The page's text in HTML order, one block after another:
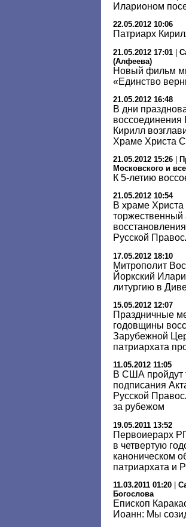
Иларионом
22.05.2012 10:06
Патриарх
21.05.2012 17:01 |
(Алфеева)
Новый фильм
«Единство
21.05.2012 16:48
В дни
Кирилл
Храме Христа
21.05.2012 15:26
Московского и
К 5-летию
21.05.2012 10:54
В храме
торжественный
Русской
17.05.2012 18:10
Митрополит
Йоркский
литургию в
15.05.2012 12:07
Праздничные
годовщины
Зарубежной
патриархата
11.05.2012 11:05
В США пройдут
подписания
Русской
за рубежом
19.05.2011 13:52
Первоиерарх
в четвертую
каноническом
патриархата и
11.03.2011 01:20
Богослова
Епископ
Иоанн: Мы